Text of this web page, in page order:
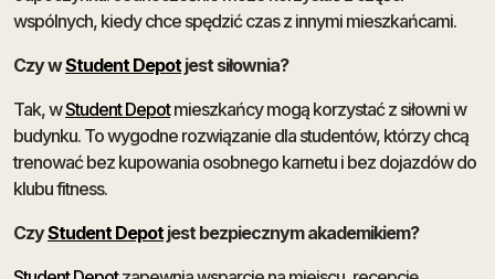
wspólnych, kiedy chce spędzić czas z innymi mieszkańcami.
Czy wStudent Depot jest siłownia?
Tak, wStudent Depotmieszkańcy mogą korzystać z siłowni w
budynku. To wygodne rozwiązanie dla studentów, którzy chcą
trenować bez kupowania osobnego karnetu i bez dojazdów do
klubu fitness.
CzyStudent Depot jest bezpiecznym akademikiem?